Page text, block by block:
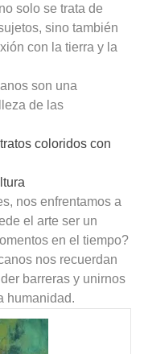
solo se trata de
sino también
con la tierra y la
son una
de las
coloridos con
nos enfrentamos a
el arte ser un
en el tiempo?
nos recuerdan
barreras y unirnos
humanidad.